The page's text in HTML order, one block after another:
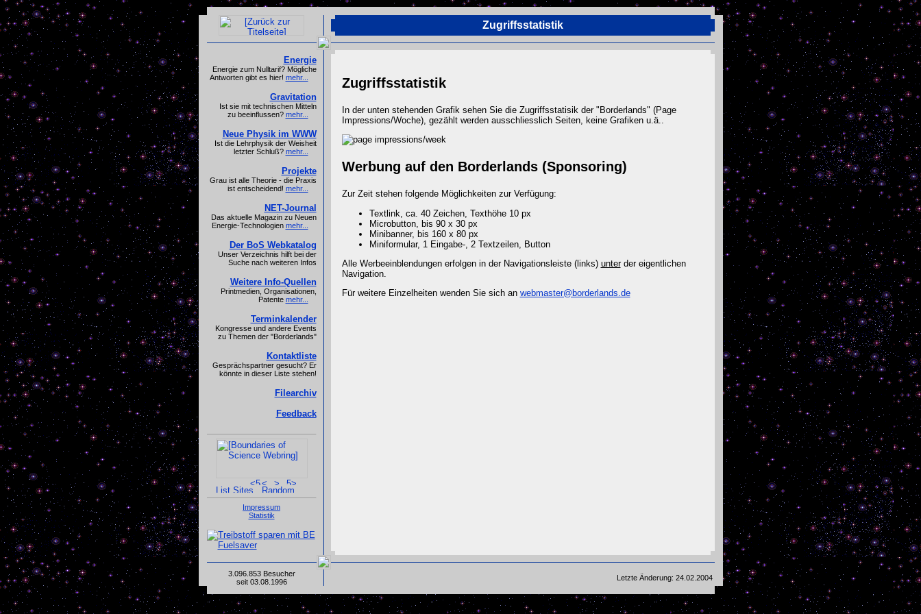
Zugriffsstatistik
Energie
Energie zum Nulltarif? Mögliche
Antworten gibt es hier! mehr...
Gravitation
Ist sie mit technischen Mitteln
zu beeinflussen? mehr...
Neue Physik im WWW
Ist die Lehrphysik der Weisheit
letzter Schluß? mehr...
Projekte
Grau ist alle Theorie - die Praxis
ist entscheidend! mehr...
NET-Journal
Das aktuelle Magazin zu Neuen
Energie-Technologien mehr...
Der BoS Webkatalog
Unser Verzeichnis hilft bei der
Suche nach weiteren Infos
Weitere Info-Quellen
Printmedien, Organisationen,
Patente mehr...
Terminkalender
Kongresse und andere Events
zu Themen der "Borderlands"
Kontaktliste
Gesprächspartner gesucht? Er
könnte in dieser Liste stehen!
Filearchiv
Feedback
Impressum
Statistik
Zugriffsstatistik
In der unten stehenden Grafik sehen Sie die Zugriffsstatisik der "Borderlands" (Page
Impressions/Woche), gezählt werden ausschliesslich Seiten, keine Grafiken u.ä..
Werbung auf den Borderlands (Sponsoring)
Zur Zeit stehen folgende Möglichkeiten zur Verfügung:
Textlink, ca. 40 Zeichen, Texthöhe 10 px
Microbutton, bis 90 x 30 px
Minibanner, bis 160 x 80 px
Miniformular, 1 Eingabe-, 2 Textzeilen, Button
Alle Werbeeinblendungen erfolgen in der Navigationsleiste (links) unterder eigentlichen
Navigation.
Für weitere Einzelheiten wenden Sie sich an webmaster@borderlands.de
3.096.853 Besucher
seit 03.08.1996
Letzte Änderung: 24.02.2004